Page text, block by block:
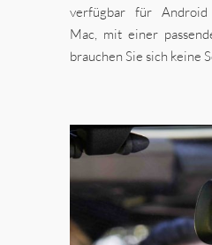
verfügbar für Android
Mac, mit einer
brauchen Sie sich keine